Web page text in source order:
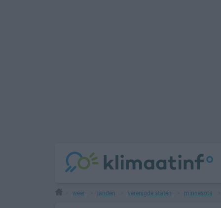
weer landen verenigde staten minnesota